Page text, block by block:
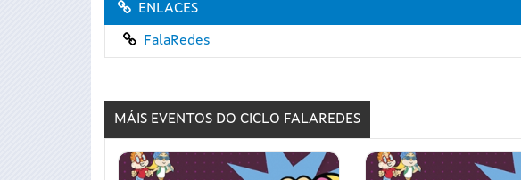
ENLACES
FalaRedes
MÁIS EVENTOS DO CICLO FALAREDES